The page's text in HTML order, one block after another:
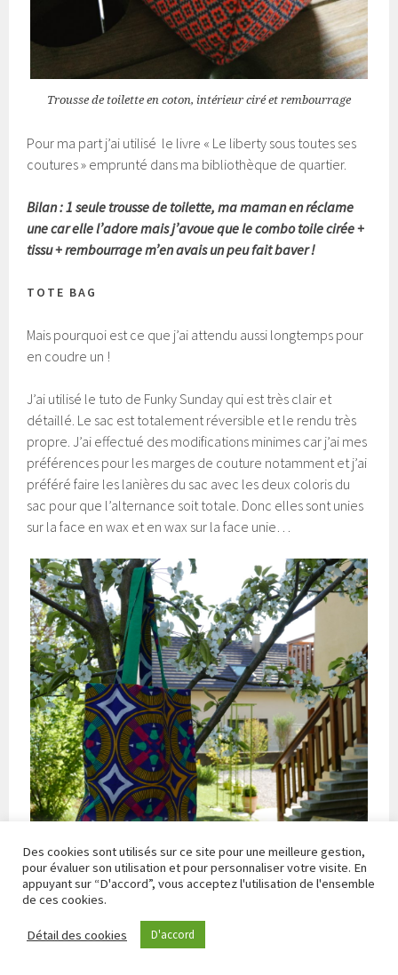
Trousse de toilette en coton, intérieur ciré et rembourrage
Pour ma part j’ai utilisé le livre « Le liberty sous toutes ses
coutures » emprunté dans ma bibliothèque de quartier.
Bilan : 1 seule trousse de toilette, ma maman en réclame
une car elle l’adore mais j’avoue que le combo toile cirée +
tissu + rembourrage m’en avais un peu fait baver !
TOTE BAG
Mais pourquoi est ce que j’ai attendu aussi longtemps pour
en coudre un !
J’ai utilisé le tuto de Funky Sunday qui est très clair et
détaillé. Le sac est totalement réversible et le rendu très
propre. J’ai effectué des modifications minimes car j’ai mes
préférences pour les marges de couture notamment et j’ai
préféré faire les lanières du sac avec les deux coloris du
sac pour que l’alternance soit totale. Donc elles sont unies
sur la face en wax et en wax sur la face unie…
Des cookies sont utilisés sur ce site pour une meilleure gestion,
pour évaluer son utilisation et pour personnaliser votre visite. En
appuyant sur “D'accord”, vous acceptez l'utilisation de l'ensemble
de ces cookies.
Détail des cookies D'accord